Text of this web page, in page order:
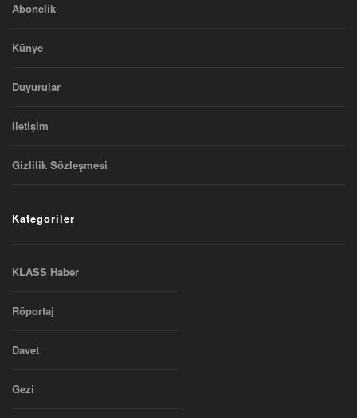
Abonelik
Künye
Duyurular
Iletişim
Gizlilik Sözleşmesi
Kategoriler
KLASS Haber
Röportaj
Davet
Gezi